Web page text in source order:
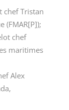
chef Tristan
(FMAR[P]);
chef
maritimes
Alex